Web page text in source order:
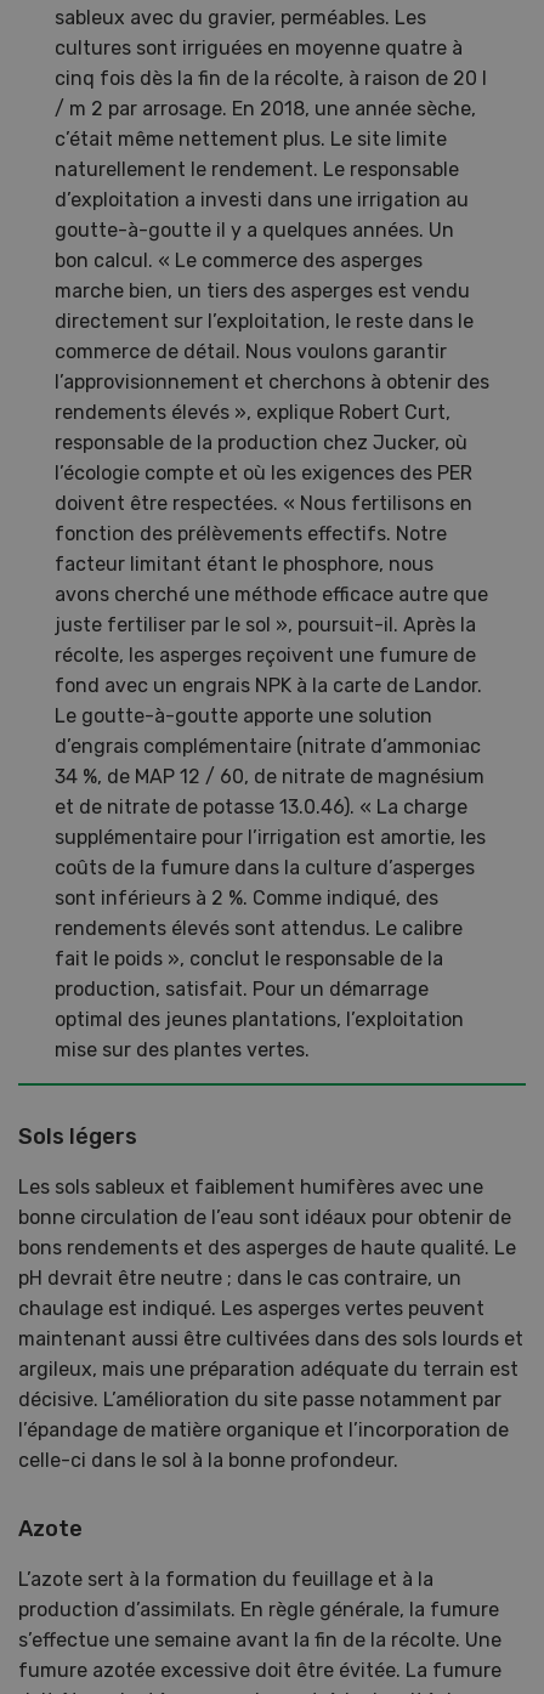
sableux avec du gravier, perméables. Les
cultures sont irriguées en moyenne quatre à
cinq fois dès la fin de la récolte, à raison de 20 l
/ m 2 par arrosage. En 2018, une année sèche,
c’était même nettement plus. Le site limite
naturellement le rendement. Le responsable
d’exploitation a investi dans une irrigation au
goutte-à-goutte il y a quelques années. Un
bon calcul. « Le commerce des asperges
marche bien, un tiers des asperges est vendu
directement sur l’exploitation, le reste dans le
commerce de détail. Nous voulons garantir
l’approvisionnement et cherchons à obtenir des
rendements élevés », explique Robert Curt,
responsable de la production chez Jucker, où
l’écologie compte et où les exigences des PER
doivent être respectées. « Nous fertilisons en
fonction des prélèvements effectifs. Notre
facteur limitant étant le phosphore, nous
avons cherché une méthode efficace autre que
juste fertiliser par le sol », poursuit-il. Après la
récolte, les asperges reçoivent une fumure de
fond avec un engrais NPK à la carte de Landor.
Le goutte-à-goutte apporte une solution
d’engrais complémentaire (nitrate d’ammoniac
34 %, de MAP 12 / 60, de nitrate de magnésium
et de nitrate de potasse 13.0.46). « La charge
supplémentaire pour l’irrigation est amortie, les
coûts de la fumure dans la culture d’asperges
sont inférieurs à 2 %. Comme indiqué, des
rendements élevés sont attendus. Le calibre
fait le poids », conclut le responsable de la
production, satisfait. Pour un démarrage
optimal des jeunes plantations, l’exploitation
mise sur des plantes vertes.
Sols légers
Les sols sableux et faiblement humifères avec une
bonne circulation de l’eau sont idéaux pour obtenir de
bons rendements et des asperges de haute qualité. Le
pH devrait être neutre ; dans le cas contraire, un
chaulage est indiqué. Les asperges vertes peuvent
maintenant aussi être cultivées dans des sols lourds et
argileux, mais une préparation adéquate du terrain est
décisive. L’amélioration du site passe notamment par
l’épandage de matière organique et l’incorporation de
celle-ci dans le sol à la bonne profondeur.
Azote
L’azote sert à la formation du feuillage et à la
production d’assimilats. En règle générale, la fumure
s’effectue une semaine avant la fin de la récolte. Une
fumure azotée excessive doit être évitée. La fumure